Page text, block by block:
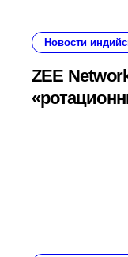
Новости
ZEE